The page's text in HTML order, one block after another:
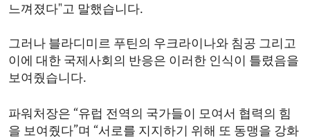
느껴졌다"고 말했습니다.
그러나 블라디미르 푸틴의 우크라이나와 침공 그리고
이에 대한 국제사회의 반응은 이러한 인식이 틀렸음을
보여줬습니다.
파워처장은 “유럽 전역의 국가들이 모여서 협력의 힘
을 보여줬다”며 “서로를 지지하기 위해 또 동맹을 강화